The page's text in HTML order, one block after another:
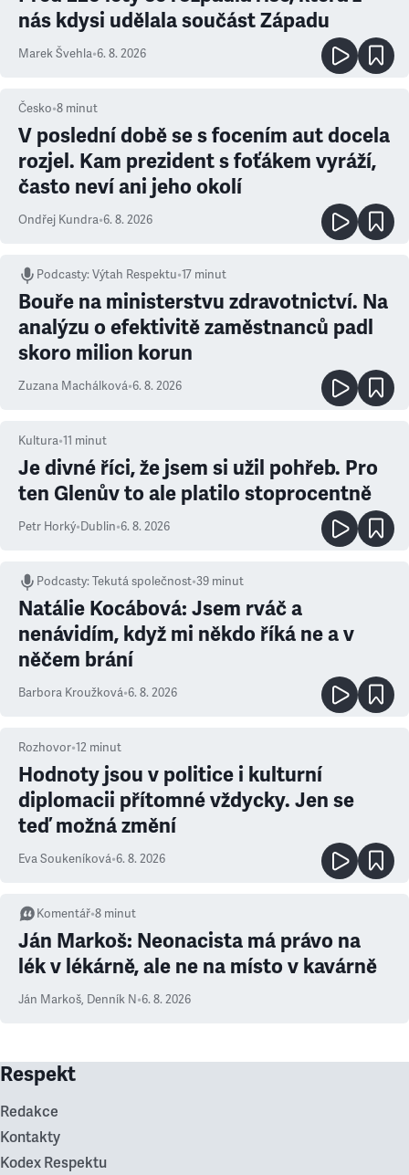
nás kdysi udělala součást Západu
Marek Švehla•6. 8. 2026
Česko•8 minut
V poslední době se s focením aut docela
rozjel. Kam prezident s foťákem vyráží,
často neví ani jeho okolí
Ondřej Kundra•6. 8. 2026
Podcasty:Výtah Respektu•17 minut
Bouře na ministerstvu zdravotnictví. Na
analýzu o efektivitě zaměstnanců padl
skoro milion korun
Zuzana Machálková•6. 8. 2026
Kultura•11 minut
Je divné říci, že jsem si užil pohřeb. Pro
ten Glenův to ale platilo stoprocentně
Petr Horký•Dublin•6. 8. 2026
Podcasty:Tekutá společnost•39 minut
Natálie Kocábová: Jsem rváč a
nenávidím, když mi někdo říká ne a v
něčem brání
Barbora Kroužková•6. 8. 2026
Rozhovor•12 minut
Hodnoty jsou v politice i kulturní
diplomacii přítomné vždycky. Jen se
teď možná změní
Eva Soukeníková•6. 8. 2026
Komentář•8 minut
Ján Markoš: Neonacista má právo na
lék v lékárně, ale ne na místo v kavárně
Ján Markoš, Denník N•6. 8. 2026
Respekt
Redakce
Kontakty
Kodex Respektu